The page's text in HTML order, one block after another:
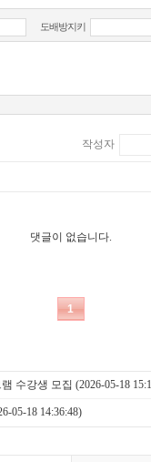
수강생 모집 (2026-05-18
05-18 14:36:48)